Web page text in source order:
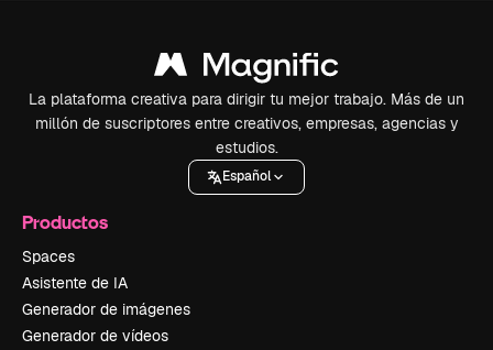
La plataforma creativa para dirigir tu mejor trabajo. Más de un
millón de suscriptores entre creativos, empresas, agencias y
estudios.
Español
Productos
Spaces
Asistente de IA
Generador de imágenes
Generador de vídeos